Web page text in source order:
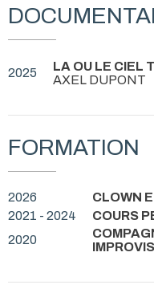
2025 LA OU LE CIEL
AXEL DUPONT
FORMATION
2026 CLOWN
2021 - 2024
COURS
2020